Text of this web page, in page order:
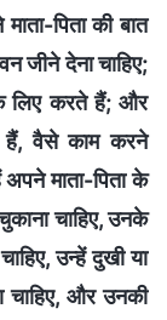
पिता की बात
जीने देना चाहिए;
लिए करते हैं; और
हैं, वैसे काम करने
माता-पिता के
चाहिए, उनके
उन्हें दुखी या
चाहिए, और उनकी